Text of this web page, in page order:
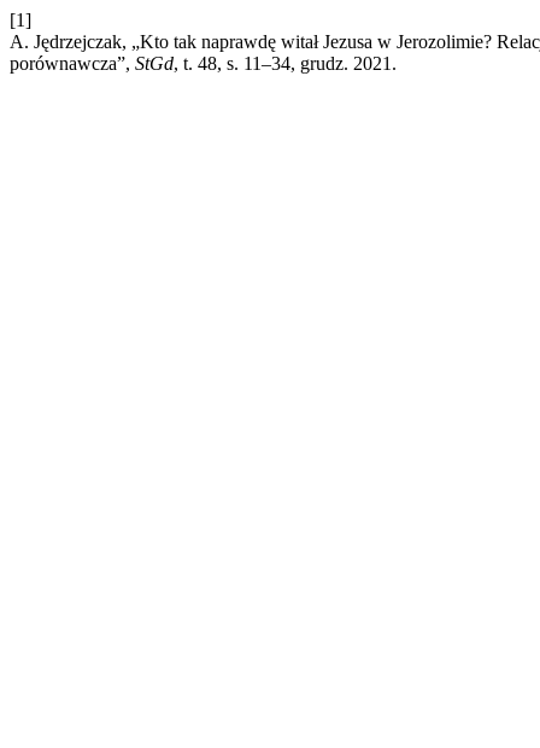
[1]
A. Jędrzejczak, „Kto tak naprawdę witał Jezusa w Jerozolimie?
porównawcza”, StGd, t. 48, s. 11–34, grudz. 2021.